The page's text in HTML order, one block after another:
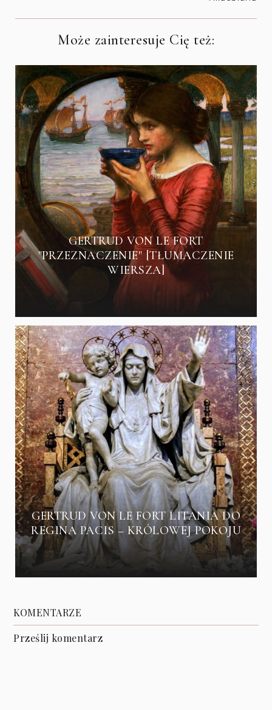
Może zainteresuje Cię też:
GERTRUD VON LE FORT
"PRZEZNACZENIE" [TŁUMACZENIE
WIERSZA]
GERTRUD VON LE FORT LITANIA DO
REGINA PACIS – KRÓLOWEJ POKOJU
KOMENTARZE
Prześlij komentarz